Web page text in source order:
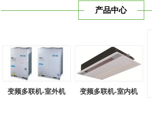
与时俱进，树立良好的企业形象，以优质
产品中心
变频多联机-室外机 变频多联机-室内机